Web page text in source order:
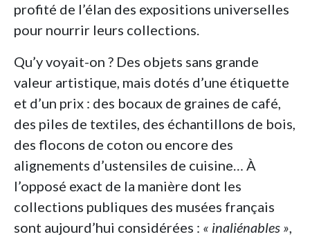
profité de l’élan des expositions universelles
pour nourrir leurs collections.
Qu’y voyait-on ? Des objets sans grande
valeur artistique, mais dotés d’une étiquette
et d’un prix : des bocaux de graines de café,
des piles de textiles, des échantillons de bois,
des flocons de coton ou encore des
alignements d’ustensiles de cuisine… À
l’opposé exact de la manière dont les
collections publiques des musées français
sont aujourd’hui considérées : « inaliénables »,